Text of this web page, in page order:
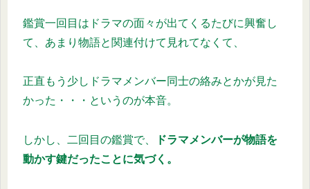
鑑賞一回目はドラマの面々が出てくるたびに興奮し
て、あまり物語と関連付けて見れてなくて、
正直もう少しドラマメンバー同士の絡みとかが見た
かった・・・というのが本音。
しかし、二回目の鑑賞で、
ドラマメンバーが物語を
動かす鍵だったことに気づく。